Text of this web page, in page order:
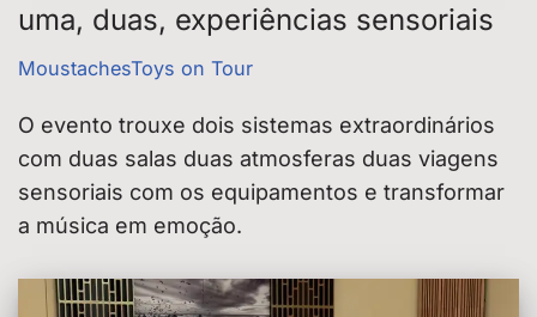
uma, duas, experiências sensoriais
MoustachesToys on Tour
O evento trouxe dois sistemas extraordinários
com duas salas duas atmosferas duas viagens
sensoriais com os equipamentos e transformar
a música em emoção.